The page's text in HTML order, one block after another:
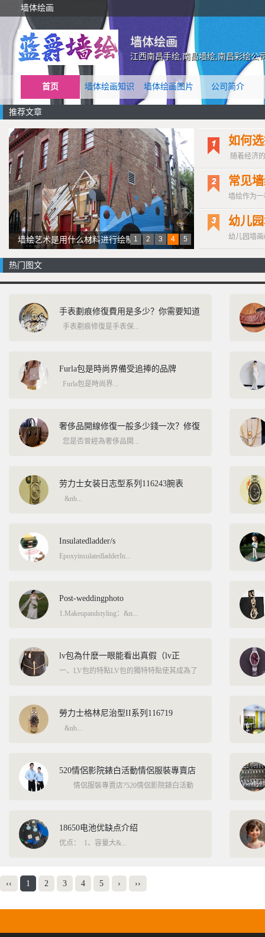
墙体绘画
墙体绘画
江西南昌手绘,南昌墙绘,南昌彩绘公
首页 墙体绘画知识 墙体绘画图片 公司简介
推荐文章
墙绘艺术是用什么材料进行绘制
呢？
手绘墙的特点及优势 手绘墙体
1 2 3 4 5
如何
随着经济
常见
墙绘作为
幼儿
幼儿园墙
热门图文
​手表劃痕修復費用是多少？你需要知道
手表劃痕修復是手表保...
​Furla包是時尚界備受追捧的品牌
Furla包是時尚界...
​奢侈品開線修復一般多少錢一次？修復
您是否曾經為奢侈品開...
劳力士女装日志型系列116243腕表
&nb...
Insulatedladder/s
EpoxyinsulatedladderIn...
Post-weddingphoto
1.Makeupandstyling：&n...
​lv包為什麽一眼能看出真假（lv正
一、LV包的特點LV包的獨特特點使其成為了
勞力士格林尼治型II系列116719
&nb...
520情侶影院錶白活動情侶服裝專賣店
情侶服裝專賣店?520情侶影院錶白活動
18650电池优缺点介绍
优点： 1、容量大&...
‹‹ 1 2 3 4 5 › ››